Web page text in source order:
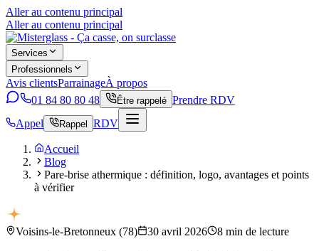
Aller au contenu principal
Aller au contenu principal
Services
Professionnels
Avis clientsParrainageÀ propos
01 84 80 80 48
Être rappelé Prendre RDV
Appel
Rappel RDV
Accueil
Blog
Pare-brise athermique : définition, logo, avantages et points
à vérifier
Voisins-le-Bretonneux (78) 30 avril 2026 8 min de lecture